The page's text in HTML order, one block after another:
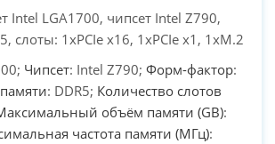
Intel LGA1700, чипсет Intel Z790,
слоты: 1xPCIe x16, 1xPCIe x1, 1xM.2
Чипсет: Intel Z790; Форм-фактор:
: DDR5; Количество слотов
объём памяти (GB):
частота памяти (МГц):